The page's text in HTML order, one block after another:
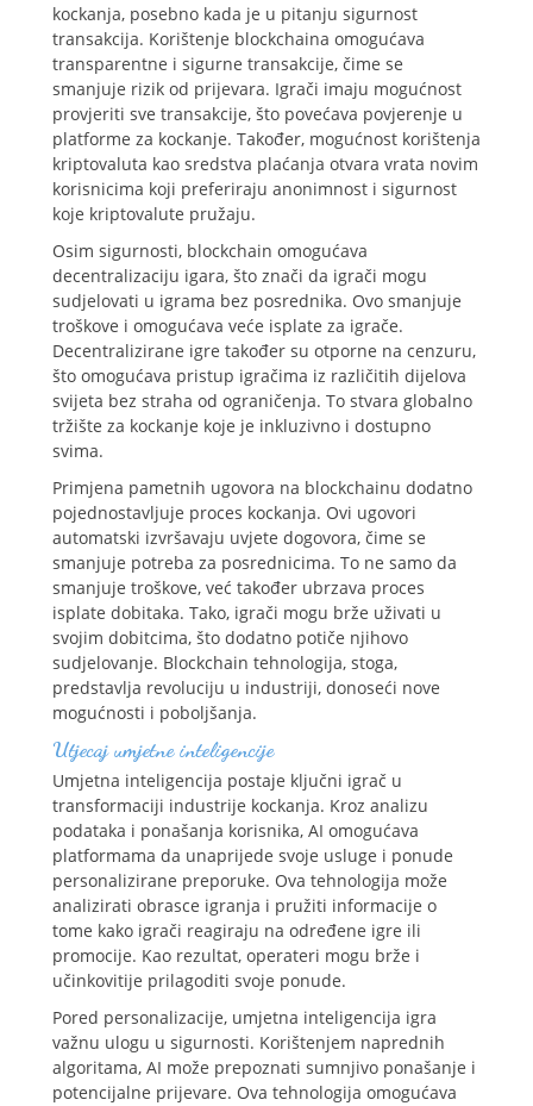
kockanja, posebno kada je u pitanju sigurnost
transakcija. Korištenje blockchaina omogućava
transparentne i sigurne transakcije, čime se
smanjuje rizik od prijevara. Igrači imaju mogućnost
provjeriti sve transakcije, što povećava povjerenje u
platforme za kockanje. Također, mogućnost korištenja
kriptovaluta kao sredstva plaćanja otvara vrata novim
korisnicima koji preferiraju anonimnost i sigurnost
koje kriptovalute pružaju.
Osim sigurnosti, blockchain omogućava
decentralizaciju igara, što znači da igrači mogu
sudjelovati u igrama bez posrednika. Ovo smanjuje
troškove i omogućava veće isplate za igrače.
Decentralizirane igre također su otporne na cenzuru,
što omogućava pristup igračima iz različitih dijelova
svijeta bez straha od ograničenja. To stvara globalno
tržište za kockanje koje je inkluzivno i dostupno
svima.
Primjena pametnih ugovora na blockchainu dodatno
pojednostavljuje proces kockanja. Ovi ugovori
automatski izvršavaju uvjete dogovora, čime se
smanjuje potreba za posrednicima. To ne samo da
smanjuje troškove, već također ubrzava proces
isplate dobitaka. Tako, igrači mogu brže uživati u
svojim dobitcima, što dodatno potiče njihovo
sudjelovanje. Blockchain tehnologija, stoga,
predstavlja revoluciju u industriji, donoseći nove
mogućnosti i poboljšanja.
Utjecaj umjetne inteligencije
Umjetna inteligencija postaje ključni igrač u
transformaciji industrije kockanja. Kroz analizu
podataka i ponašanja korisnika, AI omogućava
platformama da unaprijede svoje usluge i ponude
personalizirane preporuke. Ova tehnologija može
analizirati obrasce igranja i pružiti informacije o
tome kako igrači reagiraju na određene igre ili
promocije. Kao rezultat, operateri mogu brže i
učinkovitije prilagoditi svoje ponude.
Pored personalizacije, umjetna inteligencija igra
važnu ulogu u sigurnosti. Korištenjem naprednih
algoritama, AI može prepoznati sumnjivo ponašanje i
potencijalne prijevare. Ova tehnologija omogućava